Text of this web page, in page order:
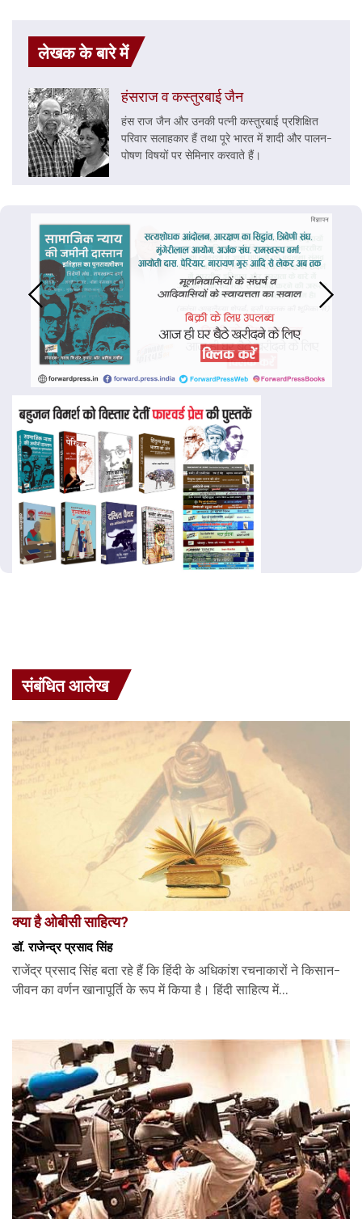
लेखक के बारे में
हंसराज व कस्तुरबाई जैन
हंस राज जैन और उनकी पत्नी कस्तुरबाई प्रशिक्षित
परिवार सलाहकार हैं तथा पूरे भारत में शादी और पालन-
पोषण विषयों पर सेमिनार करवाते हैं।
संबंधित आलेख
क्या है ओबीसी साहित्य?
डॉ. राजेन्द्र प्रसाद सिंह
राजेंद्र प्रसाद सिंह बता रहे हैं कि हिंदी के अधिकांश रचनाकारों ने किसान-
जीवन का वर्णन खानापूर्ति के रूप में किया है। हिंदी साहित्य में...